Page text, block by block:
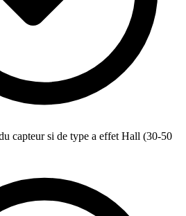
capteur si de type a effet Hall (30-50